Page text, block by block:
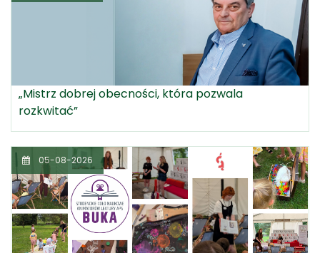
„Mistrz dobrej obecności, która pozwala
rozkwitać”
05-08-2026